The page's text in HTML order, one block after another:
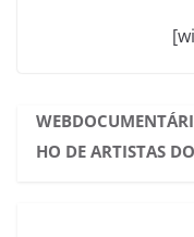
HO DE ARTISTAS